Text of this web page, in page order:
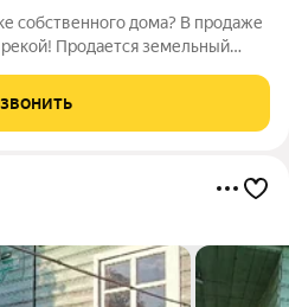
собственного дома? В продаже
Продается земельный
Дом под снос.